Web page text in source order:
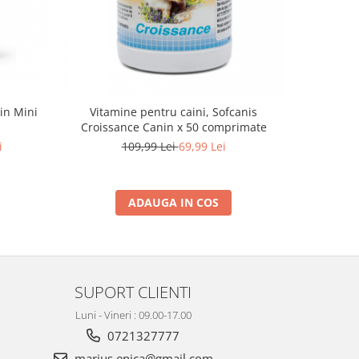
Mini
Vitamine pentru caini, Sofcanis
Croissance Canin x 50 comprimate
109,99 Lei69,99 Lei
ADAUGA IN COS
SUPORT CLIENTI
Luni - Vineri : 09.00-17.00
0721327777